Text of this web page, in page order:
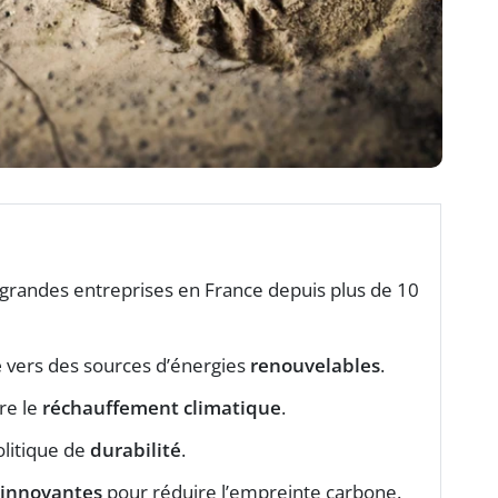
entreprises en France depuis plus de 10
vers des sources d’énergies renouvelables.
le réchauffement climatique.
de durabilité.
pour réduire l’empreinte carbone.